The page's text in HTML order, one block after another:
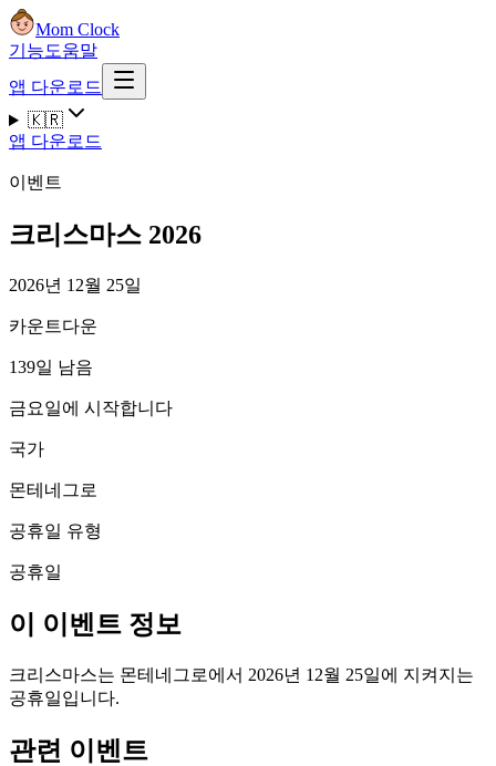
Mom Clock
기능도움말
앱 다운로드
🇰🇷
앱 다운로드
이벤트
크리스마스 2026
2026년 12월 25일
카운트다운
139일 남음
금요일에 시작합니다
국가
몬테네그로
공휴일 유형
공휴일
이 이벤트 정보
크리스마스는 몬테네그로에서 2026년 12월 25일에 지켜지는
공휴일입니다.
관련 이벤트